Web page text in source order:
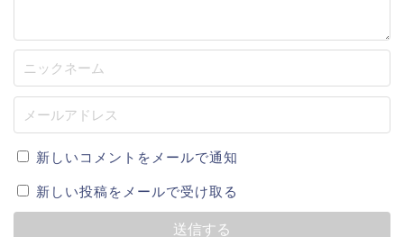
新しいコメントをメールで通知
新しい投稿をメールで受け取る